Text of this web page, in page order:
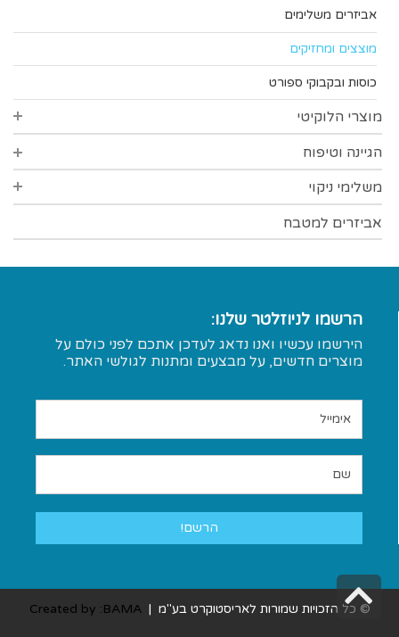
אביזרים משלימים
מוצצים ומחזיקים
כוסות ובקבוקי ספורט
מוצרי הלוקיטי
הגיינה וטיפוח
אביזרי שער
משלימי ניקוי
תכשירי ניקוי
אביזרים למטבח
הרשמו לניוזלטר שלנו:
הירשמו עכשיו ואנו נדאג לעדכן אתכם לפני כולם על
מוצרים חדשים, על מבצעים ומתנות לגולשי האתר.
© כל הזכויות שמורות לאריסטוקרט בע"מ |Created by :BAMA
גלילה